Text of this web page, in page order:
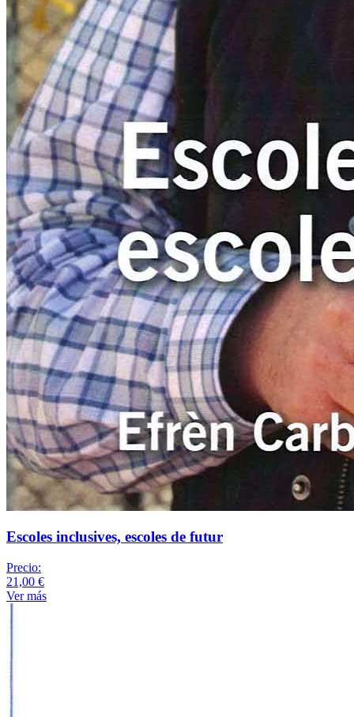
Escoles inclusives, escoles de futur
Precio:
21,00 €
Ver más